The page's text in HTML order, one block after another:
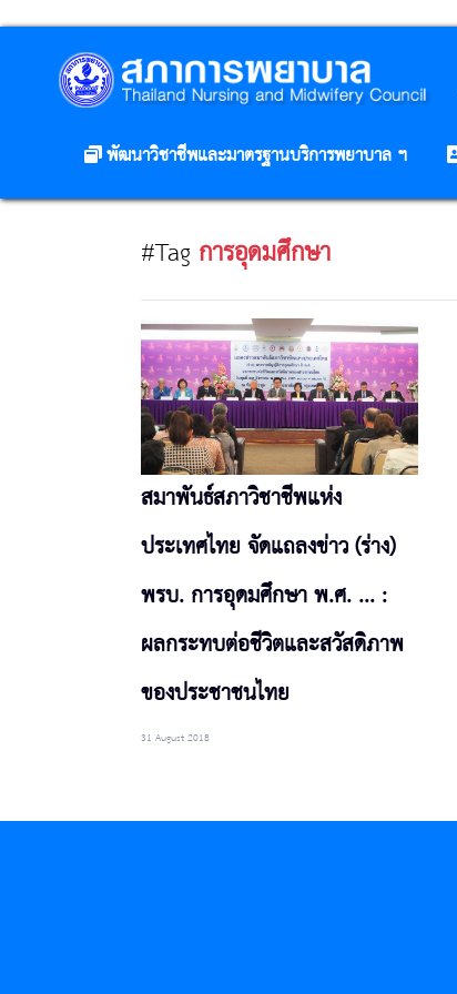
พัฒนาวิชาชีพและมาตรฐานบริการพยาบาล ฯ
#Tag การอุดมศึกษา
สมาพันธ์สภาวิชาชีพแห่ง
ประเทศไทย จัดแถลงข่าว (ร่าง)
พรบ. การอุดมศึกษา พ.ศ. ... :
ผลกระทบต่อชีวิตและสวัสดิภาพ
ของประชาชนไทย
31 August 2018